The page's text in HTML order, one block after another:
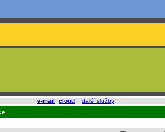
e-mail cloud další služby.